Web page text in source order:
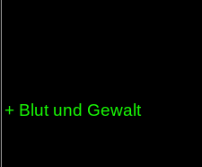
+ Blut und Gewalt